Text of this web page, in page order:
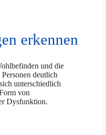
erkennen
und die
deutlich
unterschiedlich
von
Dysfunktion.